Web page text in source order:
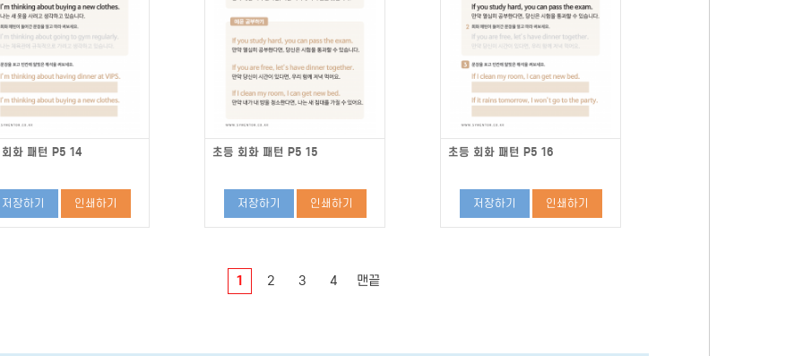
화 패턴 P5 14
저장하기 인쇄하기
초등 회화 패턴 P5 15
저장하기 인쇄하기
초등 회화 패턴 P5 16
저장하기 인쇄하기
1 2 3 4 맨끝